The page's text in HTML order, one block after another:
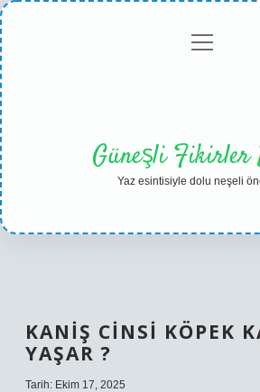
Gizlilikmenüyü
Güneşli Fikirler
Yaz esintisiyle dolu neşeli
KANIŞ CINSI KÖPEK
YAŞAR ?
Tarih: Ekim 17, 2025